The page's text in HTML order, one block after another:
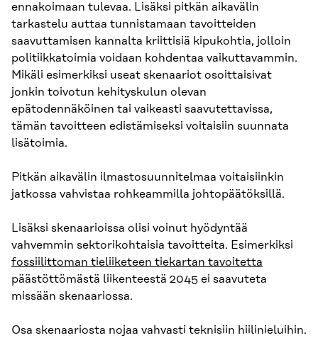
ennakoimaan tulevaa. Lisäksi pitkän aikavälin
tarkastelu auttaa tunnistamaan tavoitteiden
saavuttamisen kannalta kriittisiä kipukohtia, jolloin
politiikkatoimia voidaan kohdentaa vaikuttavammin.
Mikäli esimerkiksi useat skenaariot osoittaisivat
jonkin toivotun kehityskulun olevan
epätodennäköinen tai vaikeasti saavutettavissa,
tämän tavoitteen edistämiseksi voitaisiin suunnata
lisätoimia.
Pitkän aikavälin ilmastosuunnitelmaa voitaisiinkin
jatkossa vahvistaa rohkeammilla johtopäätöksillä.
Lisäksi skenaarioissa olisi voinut hyödyntää
vahvemmin sektorikohtaisia tavoitteita. Esimerkiksi
fossiilittoman tieliiketeen tiekartan tavoitetta
päästöttömästä liikenteestä 2045 ei saavuteta
missään skenaariossa.
Osa skenaariosta nojaa vahvasti teknisiin hiilinieluihin.